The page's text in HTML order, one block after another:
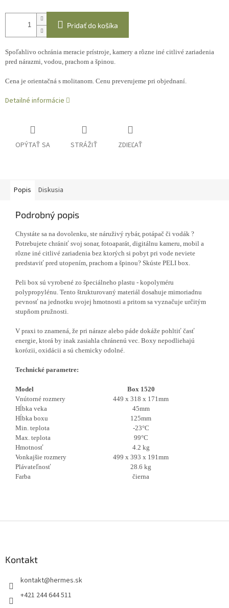
Pridať do košíka
Spoľahlivo ochránia meracie prístroje, kamery a rôzne iné citlivé zariadenia
pred nárazmi, vodou, prachom a špinou.
Cena je orientačná s molitanom. Cenu preverujeme pri objednaní.
Detailné informácie
OPÝTAŤ SA STRÁŽIŤ ZDIEĽAŤ
Popis Diskusia
Podrobný popis
Chystáte sa na dovolenku, ste náruživý rybár, potápač či vodák ?
Potrebujete chrániť svoj sonar, fotoaparát, digitálnu kameru, mobil a
rôzne iné citlivé zariadenia bez ktorých si pobyt pri vode neviete
predstaviť pred utopením, prachom a špinou? Skúste PELI box.
Peli box sú vyrobené zo špeciálneho plastu - kopolyméru
polypropylénu. Tento štrukturovaný materiál dosahuje mimoriadnu
pevnosť na jednotku svojej hmotnosti a pritom sa vyznačuje určitým
stupňom pružnosti.
V praxi to znamená, že pri náraze alebo páde dokáže pohltiť časť
energie, ktorá by inak zasiahla chránenú vec. Boxy nepodliehajú
korózii, oxidácii a sú chemicky odolné.
Technické parametre:
Model
Box 1520
Vnútorné rozmery
449 x 318 x 171mm
Hĺbka veka
45mm
Hĺbka boxu
125mm
Min. teplota
-23°C
Max. teplota
99°C
Hmotnosť
4.2 kg
Vonkajšie rozmery
499 x 393 x 191mm
Plávateľnosť
28.6 kg
Farba
čierna
Kontakt
kontakt@hermes.sk
+421 244 644 511